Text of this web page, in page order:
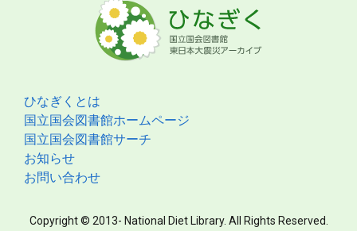
ひなぎくとは
国立国会図書館ホームページ
国立国会図書館サーチ
お知らせ
お問い合わせ
Copyright © 2013- National Diet Library. All Rights Reserved.